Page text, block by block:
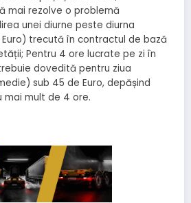
mai rezolve o problemă
unei diurne peste diurna
trecută în contractul de bază
Pentru 4 ore lucrate pe zi în
dovedită pentru ziua
sub 45 de Euro, depășind
mai mult de 4 ore.